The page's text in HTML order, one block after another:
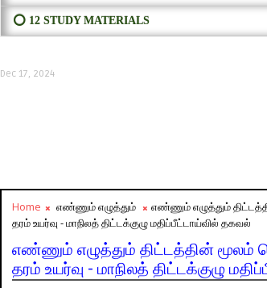
⭕ 12 STUDY MATERIALS
Dec 17, 2024
Home எண்ணும் எழுத்தும்
எண்ணும் எழுத்தும்
தரம் உயர்வு - மாநிலத் திட்டக்குழு மதிப்பீட்டாய்வில் தகவல்
எண்ணும் எழுத்தும் திட்டத்தின்
தரம் உயர்வு - மாநிலத் திட்டக்குழு